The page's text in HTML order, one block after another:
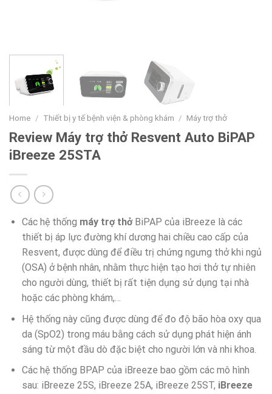
Home / Thiết bị y tế bệnh viện & phòng khám / Máy trợ thở
Review Máy trợ thở Resvent Auto BiPAP
iBreeze 25STA
Các hệ thống máy trợ thởBiPAP của iBreeze là các
thiết bị áp lực đường khí dương hai chiều cao cấp của
Resvent, được dùng để điều trị chứng ngưng thở khi ngủ
(OSA) ở bệnh nhân, nhằm thực hiện tạo hơi thở tự nhiên
cho người dùng, thiết bị rất tiện dụng sử dụng tại nhà
hoặc các phòng khám,…
Hệ thống này cũng được dùng để đo độ bão hòa oxy qua
da (SpO2) trong máu bằng cách sử dụng phát hiện ánh
sáng từ một đầu dò đặc biệt cho người lớn và nhi khoa.
Các hệ thống BPAP của iBreeze bao gồm các mô hình
sau: iBreeze 25S, iBreeze 25A, iBreeze 25ST, iBreeze